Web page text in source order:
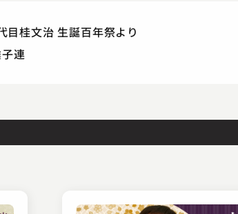
桂文治 生誕百年祭より
連